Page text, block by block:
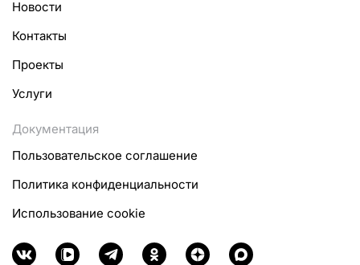
Новости
Контакты
Проекты
Услуги
Документация
Пользовательское соглашение
Политика конфиденциальности
Использование cookie